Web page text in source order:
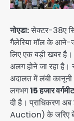
नोएडा:सेक्टर-38ए
गैलेरिया मॉल के आने-
लिए एक बड़ी खबर है।
अलग होने जा रहा
अदालत में लंबी कानूनी
लगभग15 हजार
दी है। प्राधिकरण
Auction) के जरिए